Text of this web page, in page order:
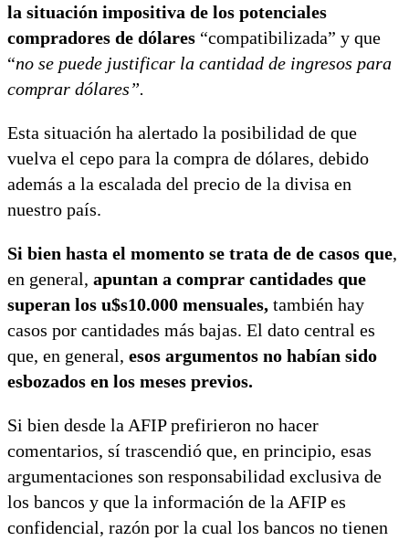
la situación impositiva de los potenciales
compradores de dólares “compatibilizada” y que
“no se puede justificar la cantidad de ingresos para
comprar dólares”.
Esta situación ha alertado la posibilidad de que
vuelva el cepo para la compra de dólares, debido
además a la escalada del precio de la divisa en
nuestro país.
Si bien hasta el momento se trata de de casos que,
en general, apuntan a comprar cantidades que
superan los u$s10.000 mensuales, también hay
casos por cantidades más bajas. El dato central es
que, en general, esos argumentos no habían sido
esbozados en los meses previos.
Si bien desde la AFIP prefirieron no hacer
comentarios, sí trascendió que, en principio, esas
argumentaciones son responsabilidad exclusiva de
los bancos y que la información de la AFIP es
confidencial, razón por la cual los bancos no tienen